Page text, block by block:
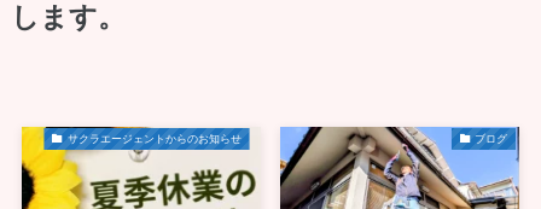
します。
サクラエージェントからのお知らせ ブログ